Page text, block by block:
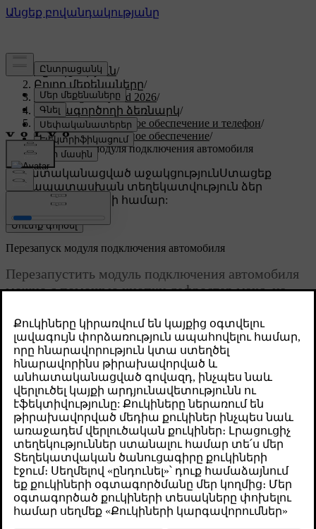
Աջակցություն/
Բոլոր մեքենաները/
XC60 Plug-in Hybrid 2026/
Օգտագործողի ձեռնարկ/
Дисплей, программное обеспечение и телефон/
Связь и программное обеспечение/
Перезапуск модуля подключения автомобиля
Անհատականացված աջակցությունՍտացեք
համապատասխան տեղեկատվություն ձեր
կոնկրետ մեքենայի համար:
Մուտք գործել
Թարմացված 28.10.2024
Перезапуск модуля подключения автомобиля
Перезапустить модуль подключения автомобиля
можно с помощью кнопки дефростер макс. на
Если у вас возникли проблемы с подключением автомобиля,
например, пропало соединение с Интернетом, перезагрузка
автомобиля может стать способом решения проблемы.